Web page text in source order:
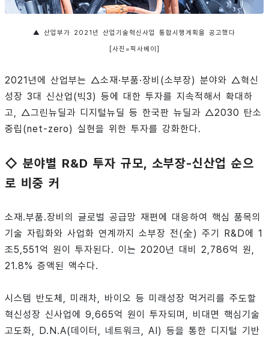
▲ 산업부가 2021년 산업기술혁신사업 통합시행계획을 공고했다
[사진=픽사베이]
2021년에 산업부는 △소재·부품·장비(소부장) 분야와 △혁신
성장 3대 신산업(빅3) 등에 대한 투자를 지속적해서 확대하
고, △그린뉴딜과 디지털뉴딜 등 한국판 뉴딜과 △2030 탄소
중립(net-zero) 실현을 위한 투자를 강화한다.
◇ 분야별 R&D 투자 규모, 소부장-신산업 순으
로 비중 커
소재․부품․장비의 글로벌 공급망 재편에 대응하여 핵심 품목의
기술 자립화와 사업화 연계까지 소부장 전(全) 주기 R&D에 1
조5,551억 원이 투자된다. 이는 2020년 대비 2,786억 원,
21.8% 증액된 액수다.
시스템 반도체, 미래차, 바이오 등 미래성장 먹거리를 주도할
혁신성장 신사업에 9,665억 원이 투자되며, 비대면 핵심기술
고도화, D.N.A(데이터, 네트워크, AI) 등을 통한 디지털 기반